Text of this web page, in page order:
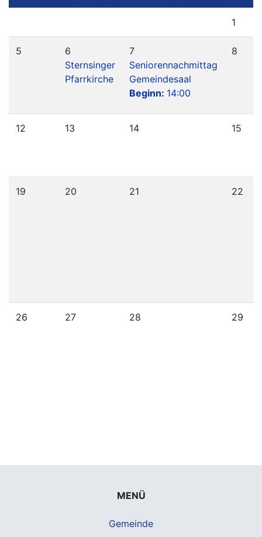
1
5
6
Sternsinger
Pfarrkirche
7
Seniorennachmittag
Gemeindesaal
Beginn: 14:00
8
12 13 14 15
19 20 21 22
26 27 28 29
MENÜ
Gemeinde